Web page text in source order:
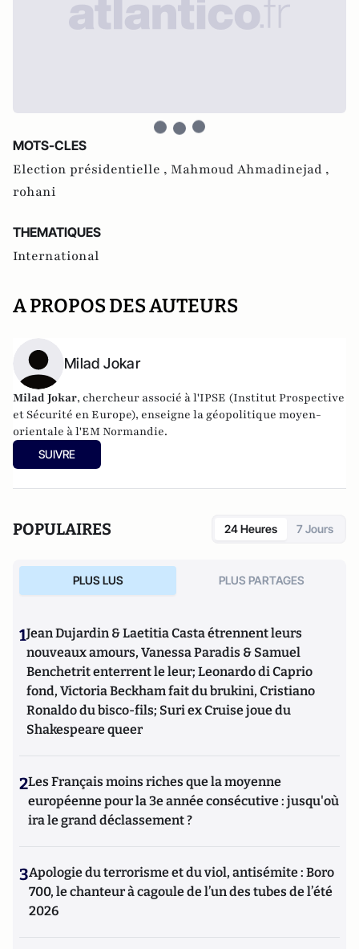
MOTS-CLES
Election présidentielle , Mahmoud Ahmadinejad ,
rohani
THEMATIQUES
International
A PROPOS DES AUTEURS
Milad Jokar
Milad Jokar, chercheur associé à l'IPSE (Institut Prospective
et Sécurité en Europe), enseigne la géopolitique moyen-
orientale à l'EM Normandie.
SUIVRE
POPULAIRES 24 Heures 7 Jours
PLUS LUS PLUS PARTAGES
1Jean Dujardin & Laetitia Casta étrennent leurs
nouveaux amours, Vanessa Paradis & Samuel
Benchetrit enterrent le leur; Leonardo di Caprio
fond, Victoria Beckham fait du brukini, Cristiano
Ronaldo du bisco-fils; Suri ex Cruise joue du
Shakespeare queer
2Les Français moins riches que la moyenne
européenne pour la 3e année consécutive : jusqu'où
ira le grand déclassement ?
3Apologie du terrorisme et du viol, antisémite : Boro
700, le chanteur à cagoule de l’un des tubes de l’été
2026